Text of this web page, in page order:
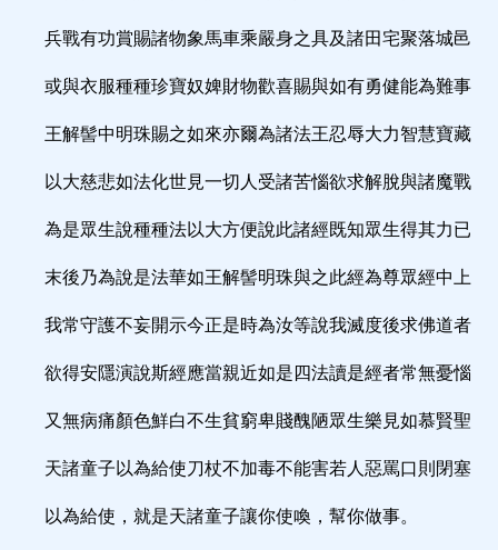
兵戰有功賞賜諸物象馬車乘嚴身之具及諸田宅聚落城邑
或與衣服種種珍寶奴婢財物歡喜賜與如有勇健能為難事
王解髻中明珠賜之如來亦爾為諸法王忍辱大力智慧寶藏
以大慈悲如法化世見一切人受諸苦惱欲求解脫與諸魔戰
為是眾生說種種法以大方便說此諸經既知眾生得其力已
末後乃為說是法華如王解髻明珠與之此經為尊眾經中上
我常守護不妄開示今正是時為汝等說我滅度後求佛道者
欲得安隱演說斯經應當親近如是四法讀是經者常無憂惱
又無病痛顏色鮮白不生貧窮卑賤醜陋眾生樂見如慕賢聖
天諸童子以為給使刀杖不加毒不能害若人惡罵口則閉塞
以為給使，就是天諸童子讓你使喚，幫你做事。